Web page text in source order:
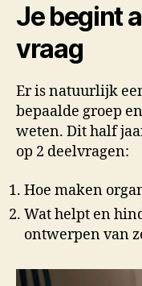
Je begint
vraag
Er is natuurlijk
bepaalde groep
weten. Dit half
op 2 deelvragen:
Hoe maken
Wat helpt en
ontwerpen van